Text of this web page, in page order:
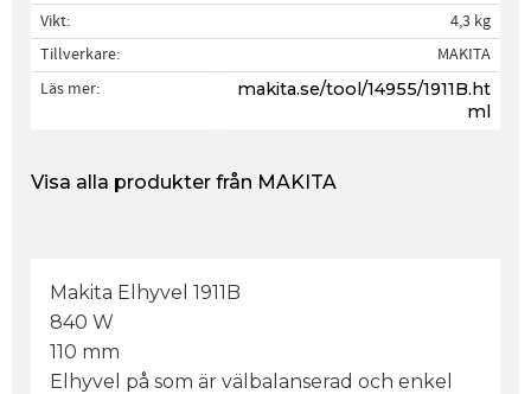
Vikt
4,3 kg
Tillverkare
MAKITA
Läs mer
makita.se/tool/14955/1911B.ht
ml
Visa alla produkter från MAKITA
Makita Elhyvel 1911B
840 W
110 mm
Elhyvel på som är välbalanserad och enkel